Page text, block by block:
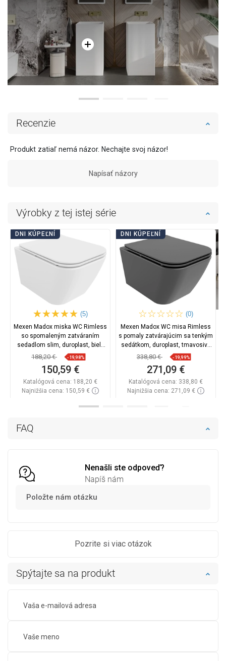
FAQ
Nenašli ste odpoveď?
Napíš nám
Položte nám otázku
Pozrite si viac otázok
Recenzie
Produkt zatiaľ nemá názor. Nechajte svoj názor!
Napísať názory
Spýtajte sa na produkt
Výrobky z tej istej série
DNI KÚPEĽNÍ
(5)
Mexen Madox miska WC Rimless
so spomaleným zatváraním
sedadlom slim, duroplast, biely
lesk - 30154000
188,20 € -19,98%
150,59 €
Katalógová cena: 188,20 €
Najnižšia cena: 150,59 €
DNI KÚPEĽNÍ
(0)
Mexen Madox WC misa Rimless
s pomaly zatvárajúcim sa tenkým
sedátkom, duroplast, tmavosivý
mat - 30154061
338,80 € -19,99%
271,09 €
Katalógová cena: 338,80 €
Najnižšia cena: 271,09 €